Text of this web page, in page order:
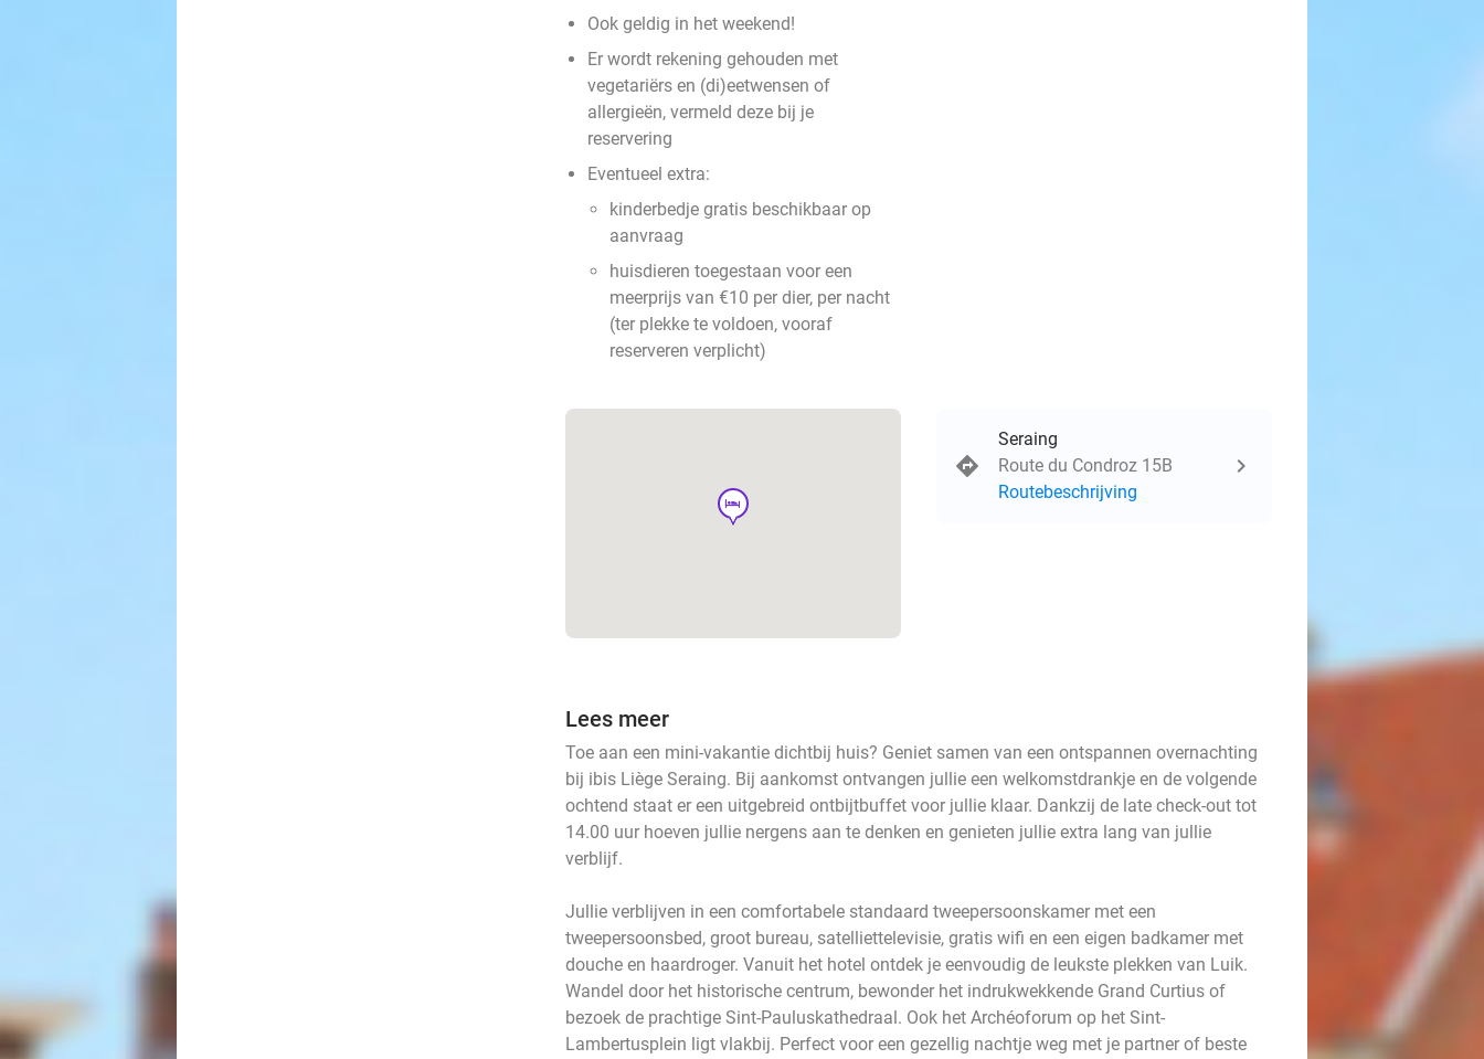
Ook geldig in het weekend!
Er wordt rekening gehouden met
vegetariërs en (di)eetwensen of
allergieën, vermeld deze bij je
reservering
Eventueel extra:
kinderbedje gratis beschikbaar op
aanvraag
huisdieren toegestaan voor een
meerprijs van €10 per dier, per nacht
(ter plekke te voldoen, vooraf
reserveren verplicht)
hotel
Seraing
Route du Condroz 15B
Routebeschrijving
Lees meer
Toe aan een mini-vakantie dichtbij huis? Geniet samen van een ontspannen overnachting
bij ibis Liège Seraing. Bij aankomst ontvangen jullie een welkomstdrankje en de volgende
ochtend staat er een uitgebreid ontbijtbuffet voor jullie klaar. Dankzij de late check-out tot
14.00 uur hoeven jullie nergens aan te denken en genieten jullie extra lang van jullie
verblijf.
Jullie verblijven in een comfortabele standaard tweepersoonskamer met een
tweepersoonsbed, groot bureau, satelliettelevisie, gratis wifi en een eigen badkamer met
douche en haardroger. Vanuit het hotel ontdek je eenvoudig de leukste plekken van Luik.
Wandel door het historische centrum, bewonder het indrukwekkende Grand Curtius of
bezoek de prachtige Sint-Pauluskathedraal. Ook het Archéoforum op het Sint-
Lambertusplein ligt vlakbij. Perfect voor een gezellig nachtje weg met je partner of beste